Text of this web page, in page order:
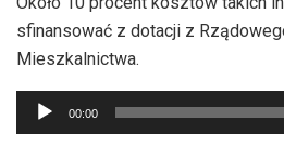
sfinansować z dotacji z
Mieszkalnictwa.
Odtwarzacz
plików
00:00